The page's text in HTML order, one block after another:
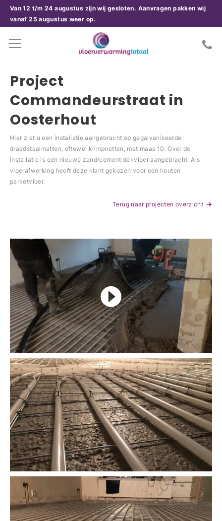
Van 12 t/m 24 augustus zijn wij gesloten. Aanvragen pakken wij
vanaf 25 augustus weer op.
Project
Commandeurstraat in
Oosterhout
Hier ziet u een installatie aangebracht op gegalvaniseerde
draadstaalmatten, oftewel krimpnetten, met maas 10. Over de
installatie is een nieuwe zand/cement dekvloer aangebracht. Als
vloerafwerking heeft deze klant gekozen voor een houten
parketvloer.
Terug naar projecten overzicht